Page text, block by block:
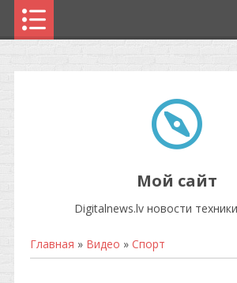
Мой сайт
Digitalnews.lv новости
Главная » Видео » Спорт